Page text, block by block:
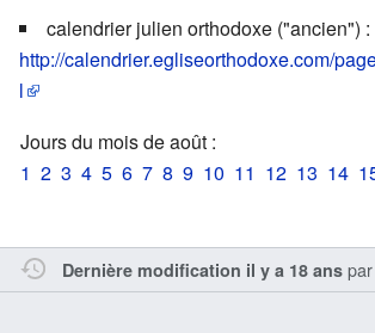
calendrier julien orthodoxe ("ancien") :
http://calendrier.egliseorthodoxe.com/
l
Jours du mois de août :
1 2 3 4 5 6 7 8 9 10 11 12 13 14
Dernière modification il y a 18 anspar